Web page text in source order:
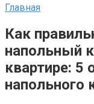
Главная
Как
напольный
квартире: 5
напольного